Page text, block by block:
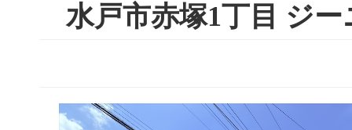
水戸市赤塚1丁目 ジ